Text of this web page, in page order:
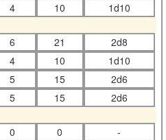
4 10
1d10
6 21
2d8
4 10
1d10
5 15
2d6
5 15
2d6
0 0
-